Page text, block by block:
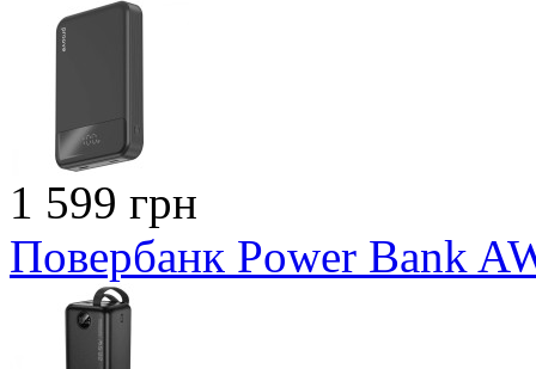
1 599 грн
Повербанк Power Bank